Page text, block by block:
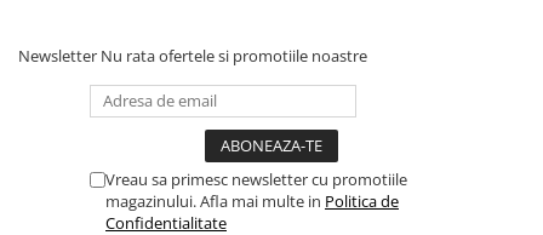
Newsletter Nu rata ofertele si promotiile noastre
Vreau sa primesc newsletter cu promotiile
magazinului. Afla mai multe in Politica de
Confidentialitate